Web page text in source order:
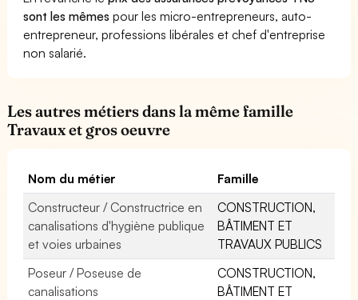
sont les mêmes pour les micro-entrepreneurs, auto-
entrepreneur, professions libérales et chef d'entreprise
non salarié.
Les autres métiers dans la même famille
Travaux et gros oeuvre
Nom du métier
Famille
Constructeur / Constructrice en
canalisations d'hygiène publique
et voies urbaines
CONSTRUCTION,
BÂTIMENT ET
TRAVAUX PUBLICS
Poseur / Poseuse de
canalisations
CONSTRUCTION,
BÂTIMENT ET